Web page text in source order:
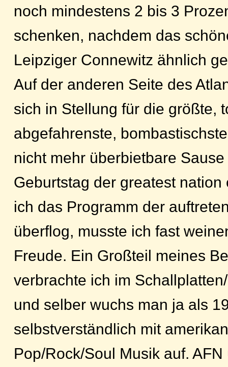
noch mindestens 2 bis 3
schenken, nachdem das
Leipziger Connewitz ähnlich
Auf der anderen Seite des
sich in Stellung für die größte,
abgefahrenste,
nicht mehr überbietbare
Geburtstag der greatest nation
ich das Programm der
überflog, musste ich fast
Freude. Ein Großteil meines
verbrachte ich im
und selber wuchs man ja als
selbstverständlich mit
Pop/Rock/Soul Musik auf.